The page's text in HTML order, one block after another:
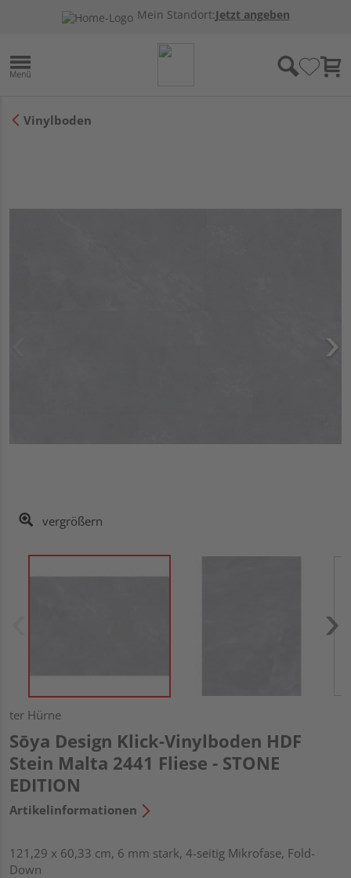
Mein Standort:Jetzt angeben
Vinylboden
vergrößern
ter Hürne
Sōya Design Klick-Vinylboden HDF
Stein Malta 2441 Fliese - STONE
EDITION
Artikelinformationen
121,29 x 60,33 cm, 6 mm stark, 4-seitig Mikrofase, Fold-
Down